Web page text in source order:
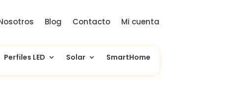
Blog Contacto Mi cuenta
Perfiles LED Solar SmartHome